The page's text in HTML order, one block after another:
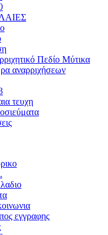
Πεδίο Μύτικα
αναρριχήσεων
τευχη
εγγραφης